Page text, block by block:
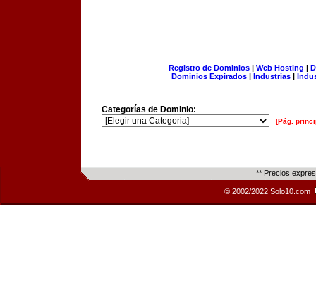
Registro de Dominios| Web Hosting |
Dominios Expirados | Industrias |
Categorías de Dominio:
[Pág.
** Precios
© 2002/2022 Solo10.com